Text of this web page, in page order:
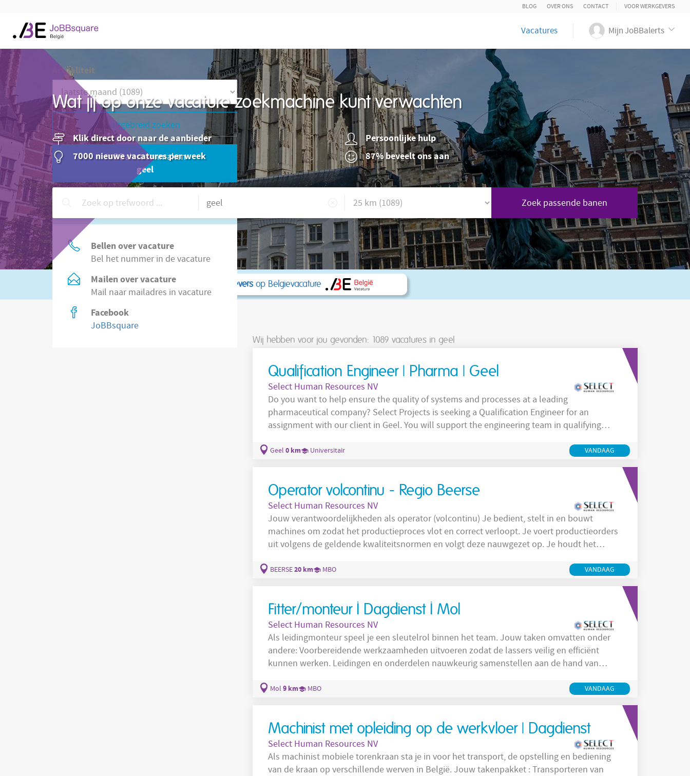
BLOG OVER ONS CONTACT VOOR WERKGEVERS
Vacatures Mijn JoBBalerts
Wat jij op onze vacature zoekmachine kunt verwachten
Klik direct door naar de aanbieder
Persoonlijke hulp
7000 nieuwe vacatures per week
87% beveelt ons aan
Zoek passende banen
Of zoek in2.200 vacatures direct bij werkgeversop Belgievacature
Actualiteit
Uitgebreid zoeken
JoBBalert aanmaken
geel
Hulp nodig?
Bellen over vacature
Bel het nummer in de vacature
Mailen over vacature
Mail naar mailadres in vacature
Facebook
JoBBsquare
Wij hebben voor jou gevonden: 1089 vacatures in geel
Qualification Engineer | Pharma | Geel
Select Human Resources NV
Do you want to help ensure the quality of systems and processes at a leading
pharmaceutical company? Select Projects is seeking a Qualification Engineer for an
assignment with our client in Geel. You will support the engineering team in qualifying
qualification and validation documents (SOPs, URS, risk assessments, test plans, scripts,
Geel 0 km Universitair VANDAAG
Operator volcontinu - Regio Beerse
Select Human Resources NV
Jouw verantwoordelijkheden als operator (volcontinu) Je bedient, stelt in en bouwt
machines om zodat het productieproces vlot en correct verloopt. Je voert productieorders
uit volgens de geldende kwaliteitsnormen en volgt deze nauwgezet op. Je houdt het
zorgvuldig voor om verspilling te vermijden en efficiëntie te verhogen. Je registreert
BEERSE20 km MBO VANDAAG
Fitter/monteur I Dagdienst I Mol
Select Human Resources NV
Als leidingmonteur speel je een sleutelrol binnen het team. Jouw taken omvatten onder
andere: Voorbereidende werkzaamheden uitvoeren zodat de lassers veilig en efficiënt
kunnen werken. Leidingen en onderdelen nauwkeurig samenstellen aan de hand van
montagewerken. Intensief samenwerken met de lassers en samen een sterk duo vormen
Mol 9 km MBO VANDAAG
Machinist met opleiding op de werkvloer | Dagdienst
Select Human Resources NV
Als machinist mobiele torenkraan sta je in voor het transport, de opstelling en bediening
van de kraan op verschillende werven in België. Jouw takenpakket : Transporteren van